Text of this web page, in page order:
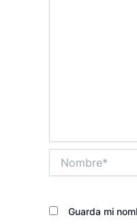
Guarda mi